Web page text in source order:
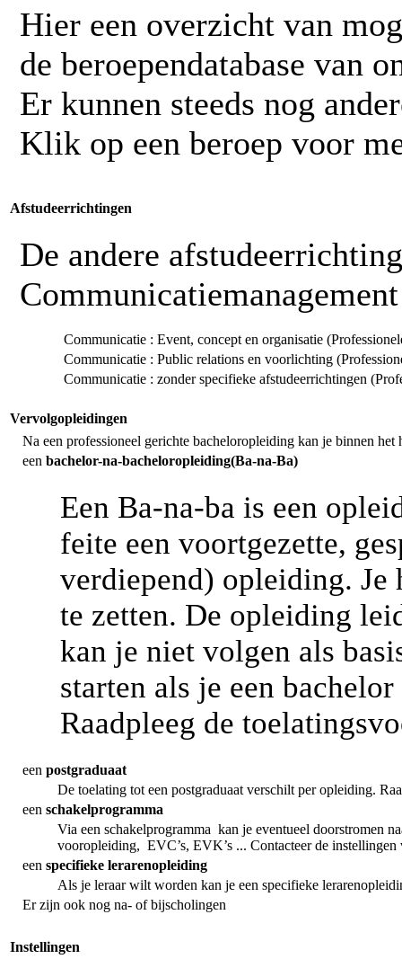
Hier een overzicht van
de beroependatabase van
Er kunnen steeds nog
Klik op een beroep voor
Afstudeerrichtingen
De andere
Communicatie : Event, concept en organisatie
Communicatie : Public relations en voorlichting
Communicatie : zonder specifieke afstudeerrichtingen
Vervolgopleidingen
Na een professioneel gerichte bacheloropleiding kan je binnen
een bachelor-na-bacheloropleiding(Ba-na-Ba)
Een Ba-na-ba is een
feite een voortgezette,
verdiepend) opleiding.
te zetten. De opleiding
kan je niet volgen als
starten als je een
Raadpleeg de
een postgraduaat
De toelating tot een postgraduaat verschilt per opleiding.
een schakelprogramma
Via een schakelprogramma kan je eventueel doorstromen
vooropleiding, EVC’s, EVK’s ... Contacteer de
een specifieke lerarenopleiding
Als je leraar wilt worden kan je een specifieke
Er zijn ook nog na- of bijscholingen
Instellingen